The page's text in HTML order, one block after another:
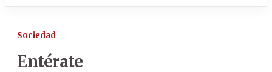
Sociedad
Entérate